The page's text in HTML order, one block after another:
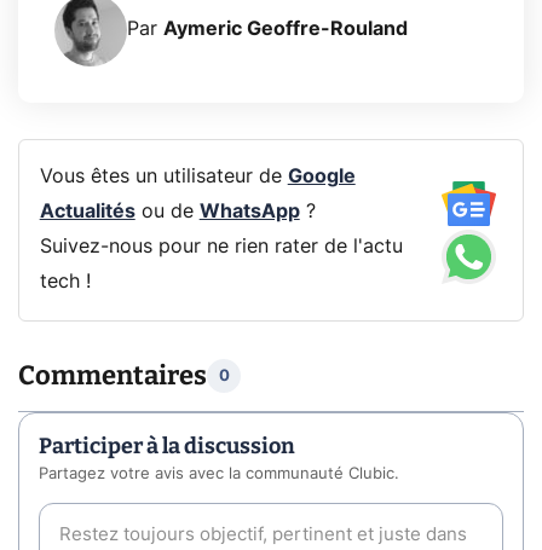
Par Aymeric Geoffre-Rouland
Vous êtes un utilisateur de Google
Actualitésou de WhatsApp?
Suivez-nous pour ne rien rater de l'actu
tech !
Commentaires 0
Participer à la discussion
Partagez votre avis avec la communauté Clubic.